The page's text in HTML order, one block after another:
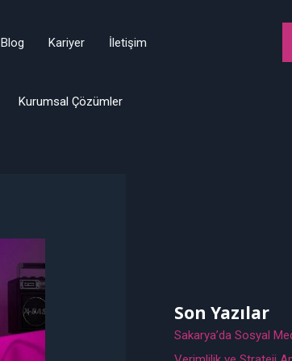
Blog Kariyer İletişim
Kurumsal Çözümler
Son Yazılar
Sakarya’da Sosyal